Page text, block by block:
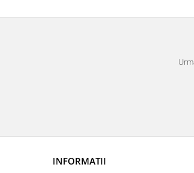
INFORMATII